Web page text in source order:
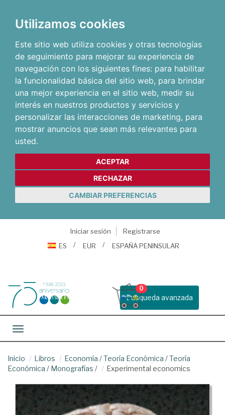
Utilizamos cookies
Este sitio web utiliza cookies y otras tecnologías
de seguimiento para mejorar su experiencia de
navegación con los siguientes fines: para habilitar
la funcionalidad básica del sitio web, para brindar
una mejor experiencia en el sitio web, medir su
interés en nuestros productos y servicios y
personalizar las interacciones de marketing, para
mostrar anuncios que sean más relevantes para
usted.
ACEPTAR
RECHAZAR
CAMBIAR PREFERENCIAS
Iniciar sesión
Registrarse
ES
EUR ESPAÑA PENINSULAR
Busqueda avanzada
0
Toggle navigation
Inicio Libros Economía /Teoría Económica /Teoría
Económica / Monografías / Experimental economics